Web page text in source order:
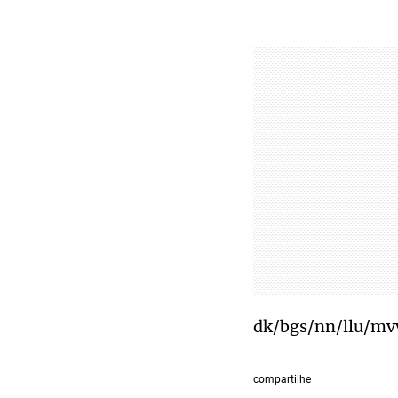
dk/bgs/nn/llu/
compartilhe